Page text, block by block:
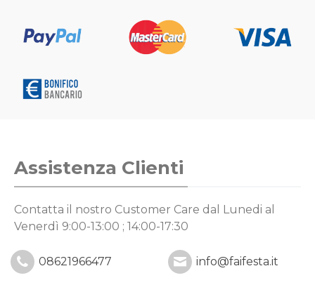
Assistenza Clienti
Contatta il nostro Customer Care dal Lunedi al
Venerdì 9:00-13:00 ; 14:00-17:30
08621966477 info@faifesta.it